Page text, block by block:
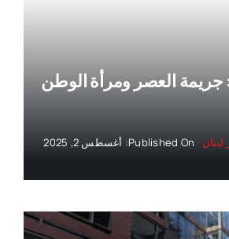
أب 2020: جريمة العصر ومرأة الوطن
لبنان Published On: أغسطس 2, 2025